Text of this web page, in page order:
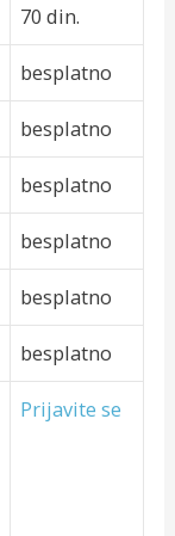
70 din.
besplatno
besplatno
besplatno
besplatno
besplatno
besplatno
Prijavite se